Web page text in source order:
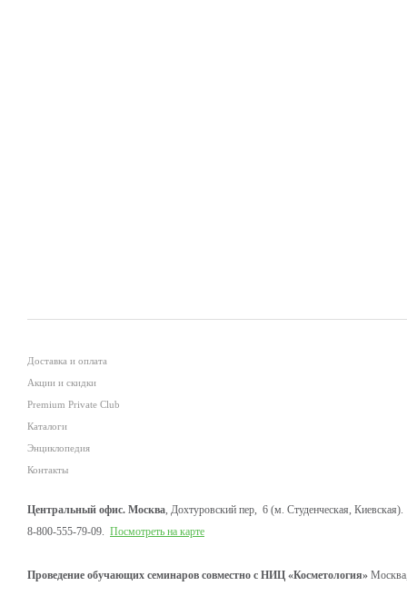
Доставка и оплата
Акции и скидки
Premium Private Club
Каталоги
Энциклопедия
Контакты
Центральный офис. Москва, Дохтуровский пер, 6 (м. Студенческая, Киевская).
8-800-555-79-09. Посмотреть на карте
Проведение обучающих семинаров совместно с НИЦ «Косметология»